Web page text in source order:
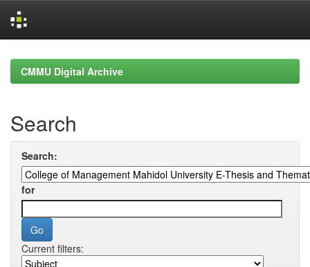
navigationCMMU Digital Archive
Search
Search:
for
Current filters: